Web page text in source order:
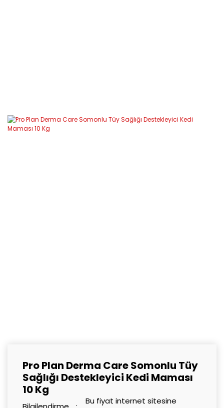
Pro Plan Derma Care Somonlu Tüy
Sağlığı Destekleyici Kedi Maması
10 Kg
Bu fiyat internet sitesine